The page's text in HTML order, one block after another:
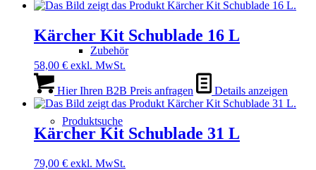
Zubehör
Produktsuche
Kärcher Kit Schublade 16 L
58,00 € exkl. MwSt.
Hier Ihren B2B Preis anfragen Details anzeigen
Kärcher Kit Schublade 31 L
79,00 € exkl. MwSt.